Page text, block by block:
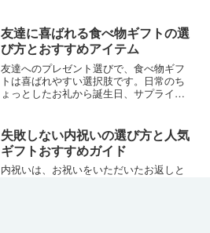
テムを選んで、心を込めたプロポーズを
成功させましょう。...
友達に喜ばれる食べ物ギフトの選
び方とおすすめアイテム
友達へのプレゼント選びで、食べ物ギフ
トは喜ばれやすい選択肢です。日常のち
ょっとしたお礼から誕生日、サプライズ
入可能な人気商品を中心に、シーン別の
選び方やおすすめを...
失敗しない内祝いの選び方と人気
ギフトおすすめガイド
内祝いは、お祝いをいただいたお返しと